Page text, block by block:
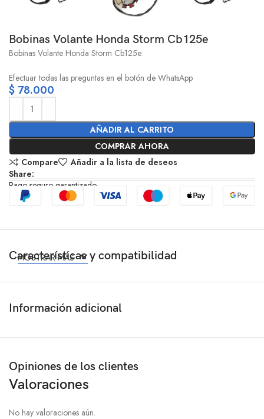
Bobinas Volante Honda Storm Cb125e
Bobinas Volante Honda Storm Cb125e
Efectuar todas las preguntas en el botón de WhatsApp
$ 78.000
AÑADIR AL CARRITO
COMPRAR AHORA
Compare
Añadir a la lista de deseos
Share:
Pago seguro garantizado
Características y compatibilidad
MOSTRAR MÁS
Información adicional
Opiniones de los clientes
Valoraciones
No hay valoraciones aún.